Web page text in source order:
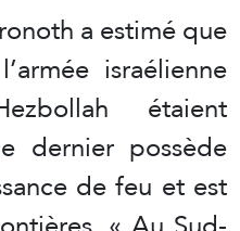
a estimé que
israélienne
étaient
dernier possède
de feu et est